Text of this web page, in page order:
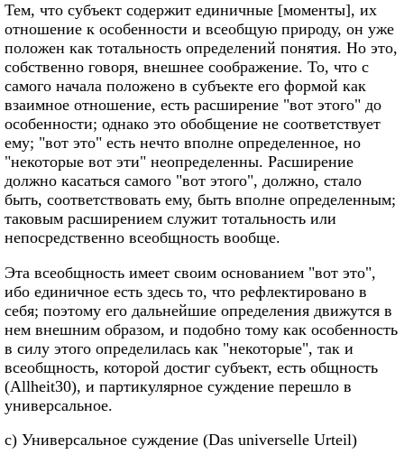
Тем, что субъект содержит единичные [моменты], их
отношение к особенности и всеобщую природу, он уже
положен как тотальность определений понятия. Но это,
собственно говоря, внешнее соображение. То, что с
самого начала положено в субъекте его формой как
взаимное отношение, есть расширение "вот этого" до
особенности; однако это обобщение не соответствует
ему; "вот это" есть нечто вполне определенное, но
"некоторые вот эти" неопределенны. Расширение
должно касаться самого "вот этого", должно, стало
быть, соответствовать ему, быть вполне определенным;
таковым расширением служит тотальность или
непосредственно всеобщность вообще.
Эта всеобщность имеет своим основанием "вот это",
ибо единичное есть здесь то, что рефлектировано в
себя; поэтому его дальнейшие определения движутся в
нем внешним образом, и подобно тому как особенность
в силу этого определилась как "некоторые", так и
всеобщность, которой достиг субъект, есть общность
(Allheit30), и партикулярное суждение перешло в
универсальное.
с) Универсальное суждение (Das universelle Urteil)